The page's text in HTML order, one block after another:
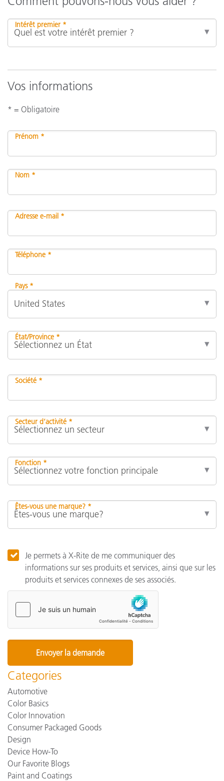
Intérêt premier *
Vos informations
* = Obligatoire
Prénom *
Nom *
Adresse e-mail *
Téléphone *
Pays *
État/Province *
Société *
Secteur d’activité *
Fonction *
Êtes-vous une marque? *
Je permets à X-Rite de me communiquer des
informations sur ses produits et services, ainsi que sur les
produits et services connexes de ses associés.
Categories
Automotive
Color Basics
Color Innovation
Consumer Packaged Goods
Design
Device How-To
Our Favorite Blogs
Paint and Coatings